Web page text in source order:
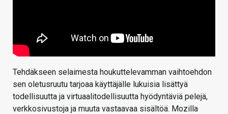
Tehdäkseen selaimesta houkuttelevamman vaihtoehdon
sen oletusruutu tarjoaa käyttäjälle lukuisia lisättyä
todellisuutta ja virtuaalitodellisuutta hyödyntäviä pelejä,
verkkosivustoja ja muuta vastaavaa sisältöä. Mozilla